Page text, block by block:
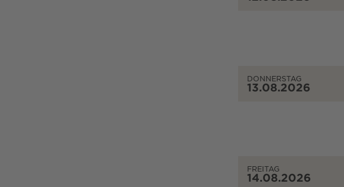
DONNERSTAG
13.08.2026
FREITAG
14.08.2026